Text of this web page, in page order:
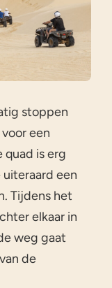
stoppen
een
quad is erg
een
Tijdens het
elkaar in
weg gaat
de